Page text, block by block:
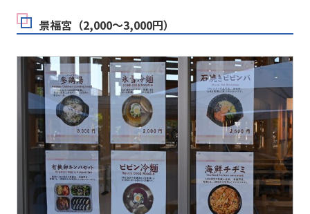
景福宮（2,000～3,000円）